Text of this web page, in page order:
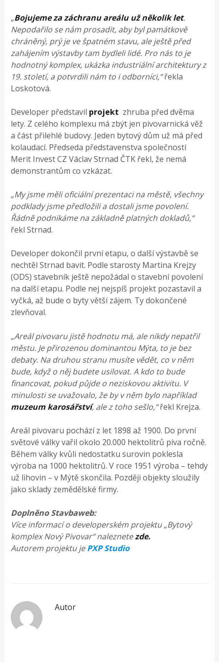
„Bojujeme za záchranu areálu už několik let.
Nepodařilo se nám prosadit, aby byl památkově
chráněný, prý je ve špatném stavu, ale ještě před
zahájením výstavby tam bydleli lidé. Pro nás to je
hodnotný komplex, ukázka industriální architektury z
19. století, a potvrdili nám to i odborníci,“řekla
Loskotová.
Developer představil projekt zhruba před dvěma
lety. Z celého komplexu má zbýt jen pivovarnická věž
a část přilehlé budovy. Jeden bytový dům už má před
kolaudací. Předseda představenstva společnosti
Merit Invest CZ Václav Strnad ČTK řekl, že nemá
demonstrantům co vzkázat.
„My jsme měli oficiální prezentaci na městě, všechny
podklady jsme předložili a dostali jsme povolení.
Řádně podnikáme na základně platných dokladů,“
řekl Strnad.
Developer dokončil první etapu, o další výstavbě se
nechtěl Strnad bavit. Podle starosty Martina Krejzy
(ODS) stavebník ještě nepožádal o stavební povolení
na další etapu. Podle nej nejspíš projekt pozastavil a
vyčká, až bude o byty větší zájem. Ty dokončené
zlevňoval.
„Areál pivovaru jistě hodnotu má, ale nikdy nepatřil
městu. Je přirozenou dominantou Mýta, to je bez
debaty. Na druhou stranu musíte vědět, co v něm
bude, když o něj budete usilovat. A kdo to bude
financovat, pokud půjde o neziskovou aktivitu. V
minulosti se uvažovalo, že by v něm bylo například
muzeum karosářství, ale z toho sešlo,“řekl Krejza.
Areál pivovaru pochází z let 1898 až 1900. Do první
světové války vařil okolo 20.000 hektolitrů piva ročně.
Během války kvůli nedostatku surovin poklesla
výroba na 1000 hektolitrů. V roce 1951 výroba – tehdy
už lihovin – v Mýtě skončila. Později objekty sloužily
jako sklady zemědělské firmy.
Doplněno Stavbaweb:
Více informací o developerském projektu „Bytový
komplex Nový Pivovar“ naleznetezde.
Autorem projektu jePXP Studio
Autor